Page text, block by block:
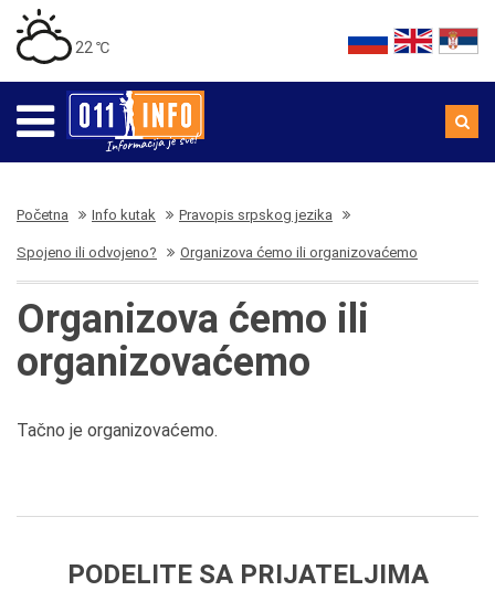
22 ℃
Početna Info kutak Pravopis srpskog jezika
Spojeno ili odvojeno? Organizova ćemo ili organizovaćemo
Organizova ćemo ili
organizovaćemo
Tačno je organizovaćemo.
PODELITE SA PRIJATELJIMA